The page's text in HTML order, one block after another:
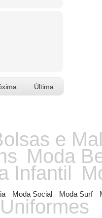
Última
e
Moda
Infantil
Moda Social Moda Surf
Uniformes